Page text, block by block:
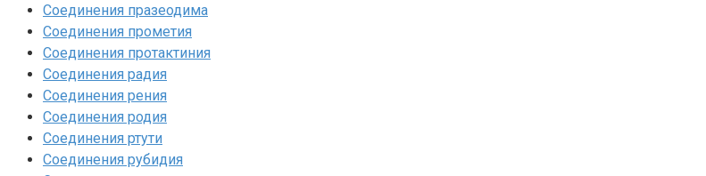
Соединения празеодима‎
Соединения прометия‎
Соединения протактиния‎
Соединения радия‎
Соединения рения‎
Соединения родия‎
Соединения ртути‎
Соединения рубидия‎